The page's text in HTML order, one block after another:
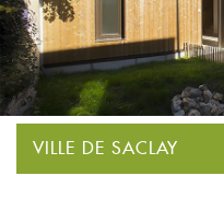
VILLE DE SACLAY